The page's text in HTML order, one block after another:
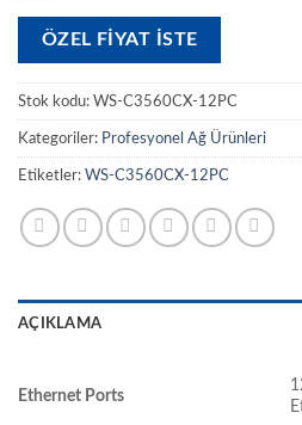
ÖZEL FIYAT ISTE
Stok kodu: WS-C3560CX-12PC
Kategoriler: Profesyonel Ağ Ürünleri
Etiketler: WS-C3560CX-12PC
AÇIKLAMA
Ethernet Ports